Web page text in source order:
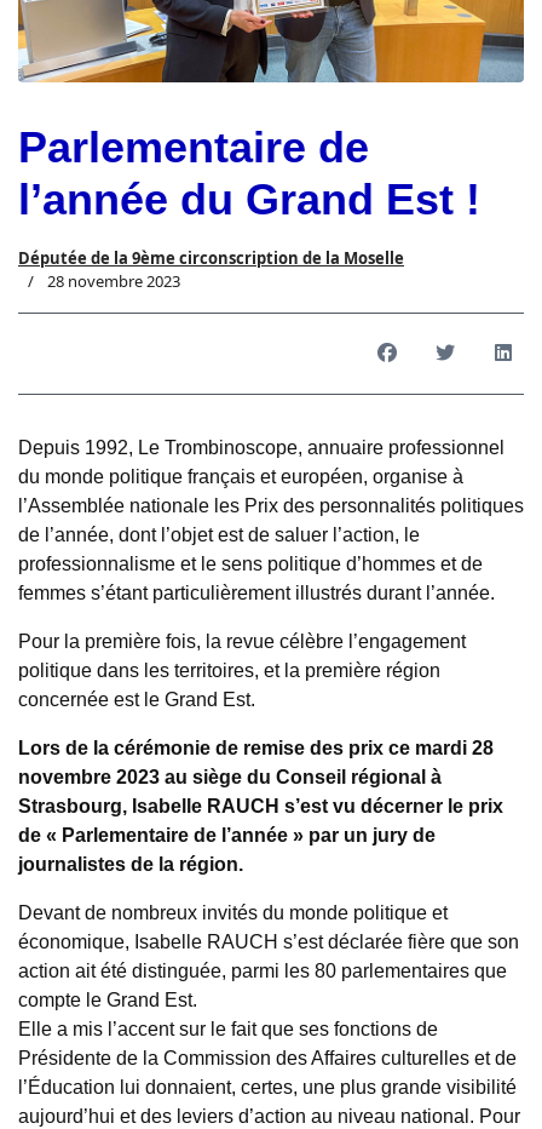
Parlementaire de
l’année du Grand Est !
Députée de la 9ème circonscription de la Moselle
28 novembre 2023
Depuis 1992, Le Trombinoscope, annuaire professionnel
du monde politique français et européen, organise à
l’Assemblée nationale les Prix des personnalités politiques
de l’année, dont l’objet est de saluer l’action, le
professionnalisme et le sens politique d’hommes et de
femmes s’étant particulièrement illustrés durant l’année.
Pour la première fois, la revue célèbre l’engagement
politique dans les territoires, et la première région
concernée est le Grand Est.
Lors de la cérémonie de remise des prix ce mardi 28
novembre 2023 au siège du Conseil régional à
Strasbourg, Isabelle RAUCH s’est vu décerner le prix
de « Parlementaire de l’année » par un jury de
journalistes de la région.
Devant de nombreux invités du monde politique et
économique, Isabelle RAUCH s’est déclarée fière que son
action ait été distinguée, parmi les 80 parlementaires que
compte le Grand Est.
Elle a mis l’accent sur le fait que ses fonctions de
Présidente de la Commission des Affaires culturelles et de
l’Éducation lui donnaient, certes, une plus grande visibilité
aujourd’hui et des leviers d’action au niveau national. Pour